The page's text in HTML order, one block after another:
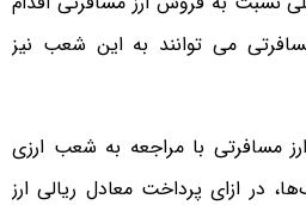
می توانند به این شعب نیز
مسافرتی با مراجعه به شعب ارزی
در ازای پرداخت معادل ریالی ارز